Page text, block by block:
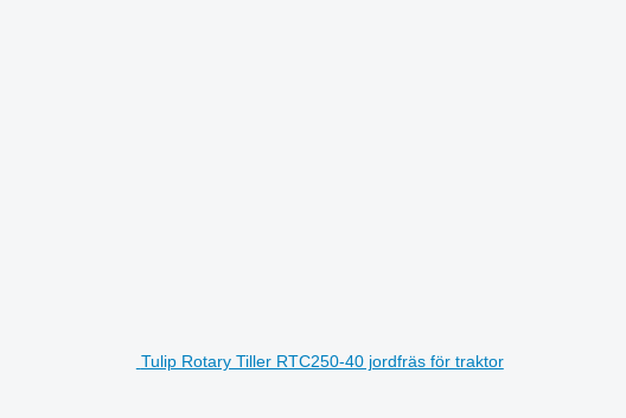
Tulip Rotary Tiller RTC250-40 jordfräs för traktor